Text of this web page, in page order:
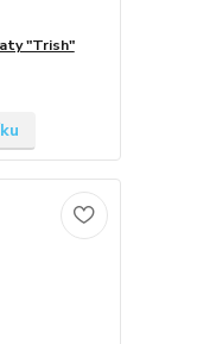
"Trish"